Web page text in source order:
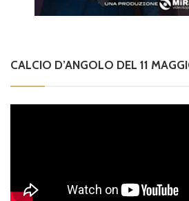
CALCIO D’ANGOLO DEL 11